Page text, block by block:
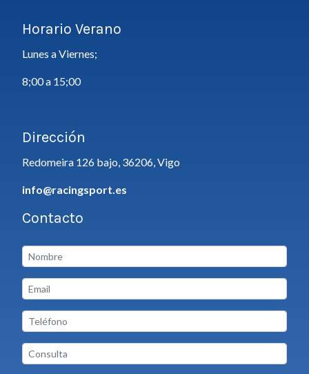
Horario Verano
Lunes a Viernes;
8;00 a 15;00
Dirección
Redomeira 126 bajo, 36206, Vigo
info@racingsport.es
Contacto